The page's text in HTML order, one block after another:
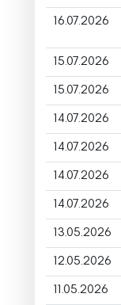
16.07.2026
15.07.2026
15.07.2026
14.07.2026
14.07.2026
14.07.2026
14.07.2026
13.05.2026
12.05.2026
11.05.2026